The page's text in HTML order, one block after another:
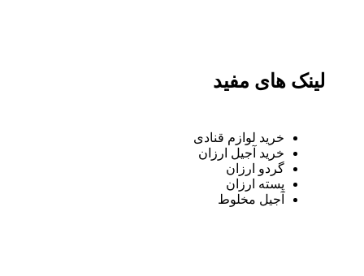
لینک های مفید
خرید لوازم قنادی
خرید آجیل ارزان
گردو ارزان
پسته ارزان
آجیل مخلوط